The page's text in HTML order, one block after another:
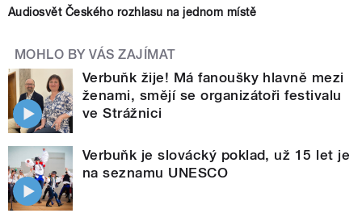
Audiosvět Českého rozhlasu na jednom místě
MOHLO BY VÁS ZAJÍMAT
Verbuňk žije! Má fanoušky hlavně mezi
ženami, smějí se organizátoři festivalu
ve Strážnici
Verbuňk je slovácký poklad, už 15 let je
na seznamu UNESCO